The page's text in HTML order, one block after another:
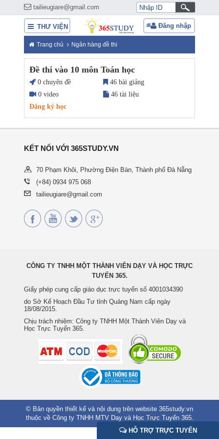
tailieugiare@gmail.com
THƯ VIỆN Đăng nhập
Trang chủ Ngân hàng đề thi
Đề thi vào 10 môn Toán học
0 chuyên đề
46 bài giảng
0 video
46 tài liệu
Đăng ký học
KẾT NỐI VỚI 365STUDY.VN
70 Phạm Khôi, Phường Điện Bàn, Thành phố Đà Nẵng
(+84) 0934 975 068
tailieugiare@gmail.com
CÔNG TY TNHH MỘT THÀNH VIÊN DẠY VÀ HỌC TRỰC
TUYẾN 365.
Giấy phép cung cấp giáo dục trực tuyến số 4001034390
do Sở Kế Hoạch Đầu Tư tỉnh Quảng Nam cấp ngày
18/08/2015.
Chịu trách nhiệm: Công ty TNHH Một Thành Viên Dạy và
Học Trực Tuyến 365.
© Bản quyền thiết kế và nội dung trên website 365study.vn
thuộc về Công ty TNHH MTV Dạy và Học Trực Tuyến 365.
HỖ TRỢ TRỰC TUYẾN